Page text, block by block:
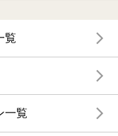
覧
一覧